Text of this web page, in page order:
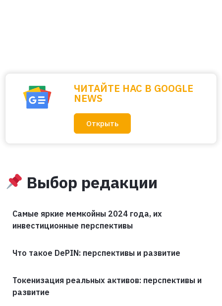
ЧИТАЙТЕ НАС В GOOGLE
NEWS
Открыть
Выбор редакции
Самые яркие мемкойны 2024 года, их
инвестиционные перспективы
Что такое DePIN: перспективы и развитие
Токенизация реальных активов: перспективы и
развитие